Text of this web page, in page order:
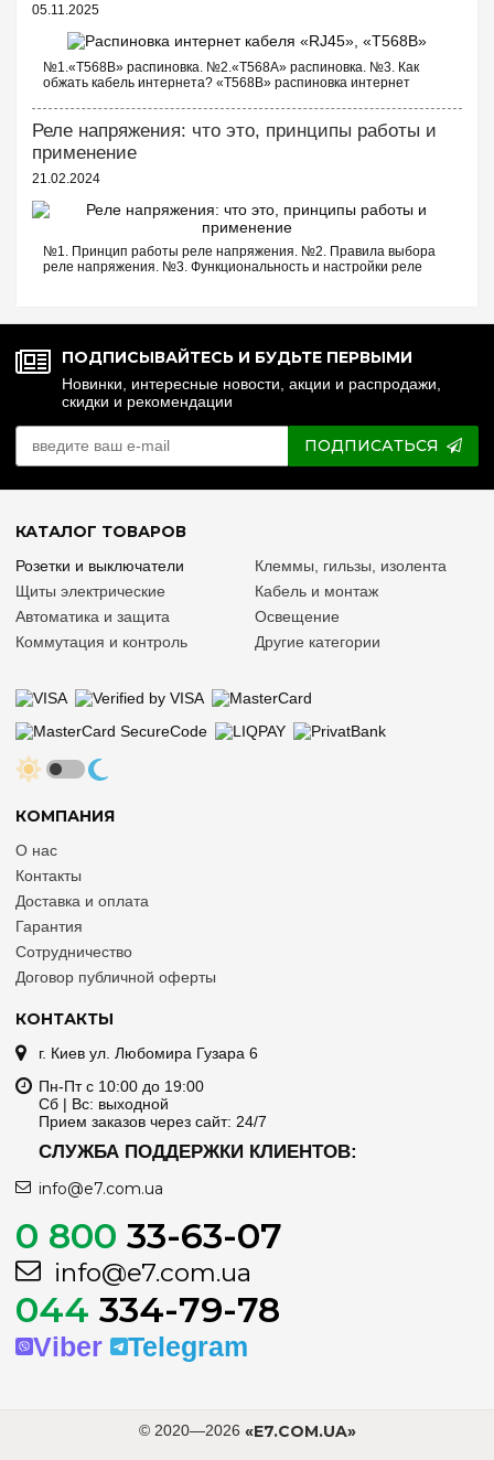
05.11.2025
№1.«T568B» распиновка. №2.«T568A» распиновка. №3. Как
обжать кабель интернета? «T568B» распиновка интернет
Реле напряжения: что это, принципы работы и
применение
21.02.2024
№1. Принцип работы реле напряжения. №2. Правила выбора
реле напряжения. №3. Функциональность и настройки реле
ПОДПИСЫВАЙТЕСЬ И БУДЬТЕ ПЕРВЫМИ
Новинки, интересные новости, акции и распродажи,
скидки и рекомендации
ПОДПИСАТЬСЯ
КОНТАКТЫ
г. Киев ул. Любомира Гузара 6
Пн-Пт с 10:00 до 19:00
Сб | Вс: выходной
Прием заказов через сайт: 24/7
СЛУЖБА ПОДДЕРЖКИ КЛИЕНТОВ:
info@e7.com.ua
0 800 33-63-07
info@e7.com.ua
044 334-79-78
Viber Telegram
КОМПАНИЯ
О нас
Контакты
Доставка и оплата
Гарантия
Сотрудничество
Договор публичной оферты
КАТАЛОГ ТОВАРОВ
Розетки и выключатели
Щиты электрические
Автоматика и защита
Коммутация и контроль
Клеммы, гильзы, изолента
Кабель и монтаж
Освещение
Другие категории
© 2020—2026 «E7.COM.UA»